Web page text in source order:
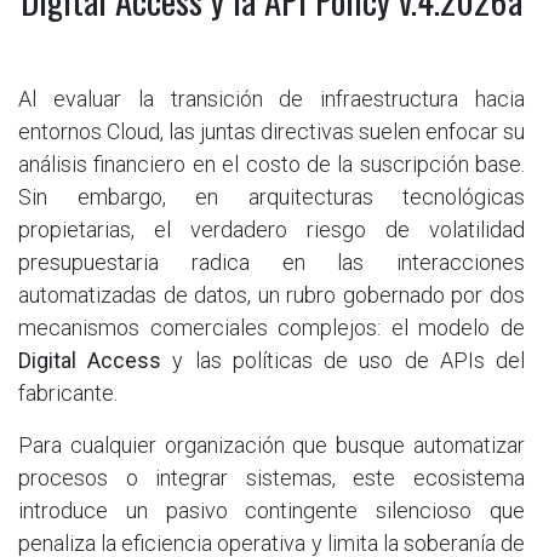
Al evaluar la transición de infraestructura hacia
entornos Cloud, las juntas directivas suelen enfocar su
análisis financiero en el costo de la suscripción base.
Sin embargo, en arquitecturas tecnológicas
propietarias, el verdadero riesgo de volatilidad
presupuestaria radica en las interacciones
automatizadas de datos, un rubro gobernado por dos
mecanismos comerciales complejos: el modelo de
Digital Access y las políticas de uso de APIs del
fabricante.
Para cualquier organización que busque automatizar
procesos o integrar sistemas, este ecosistema
introduce un pasivo contingente silencioso que
penaliza la eficiencia operativa y limita la soberanía de